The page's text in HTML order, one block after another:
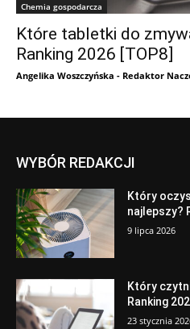
Chemia gospodarcza
Które tabletki do
Ranking 2026 [TOP8]
Angelika Woszczyńska - Redaktor
WYBÓR REDAKCJI
Który
najlepszy?
9 lipca 2026
Który
Ranking
23 stycznia